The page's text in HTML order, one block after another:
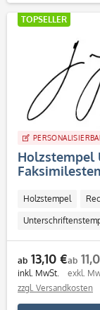
TOPSELLER
Holzstempel
Holzstempel
ab 13,10 €
inkl. MwSt.
ab
exkl.
zzgl. Versandkosten